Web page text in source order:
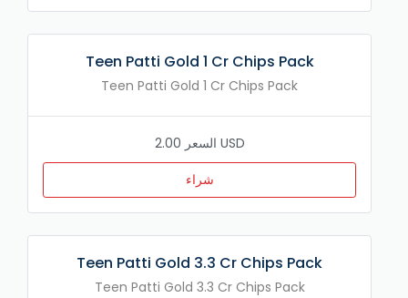
Teen Patti Gold 1 Cr Chips Pack
Teen Patti Gold 1 Cr Chips Pack
السعر 2.00 USD
شراء
Teen Patti Gold 3.3 Cr Chips Pack
Teen Patti Gold 3.3 Cr Chips Pack